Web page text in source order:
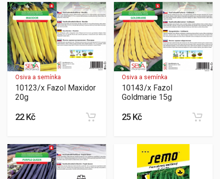
Osiva a semínka
10123/x Fazol Maxidor
20g
22 Kč
Osiva a semínka
10143/x Fazol
Goldmarie 15g
25 Kč